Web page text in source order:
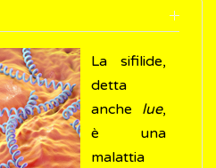
La sifilide,
detta
anche lue,
è una
malattia